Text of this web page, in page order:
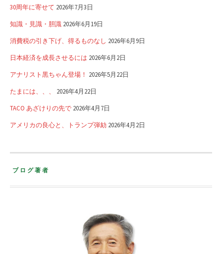
30周年に寄せて 2026年7月3日
知識・見識・胆識 2026年6月19日
消費税の引き下げ、得るものなし 2026年6月9日
日本経済を成長させるには 2026年6月2日
アナリスト黒ちゃん登場！ 2026年5月22日
たまには、、、 2026年4月22日
TACO あざけりの先で 2026年4月7日
アメリカの良心と、トランプ弾劾 2026年4月2日
ブログ著者